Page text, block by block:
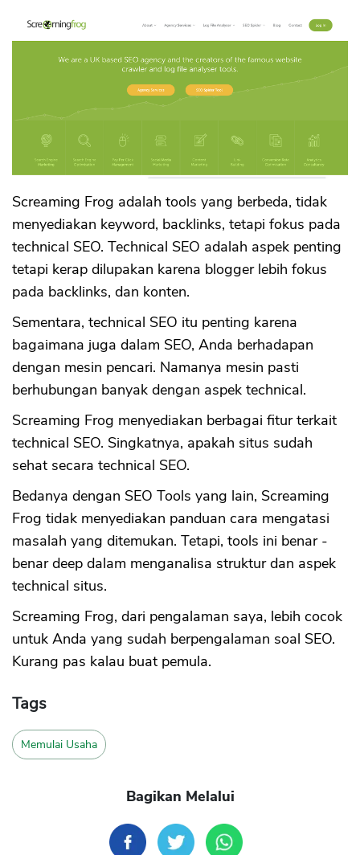
Screaming Frog adalah tools yang berbeda, tidak
menyediakan keyword, backlinks, tetapi fokus pada
technical SEO. Technical SEO adalah aspek penting
tetapi kerap dilupakan karena blogger lebih fokus
pada backlinks, dan konten.
Sementara, technical SEO itu penting karena
bagaimana juga dalam SEO, Anda berhadapan
dengan mesin pencari. Namanya mesin pasti
berhubungan banyak dengan aspek technical.
Screaming Frog menyediakan berbagai fitur terkait
technical SEO. Singkatnya, apakah situs sudah
sehat secara technical SEO.
Bedanya dengan SEO Tools yang lain, Screaming
Frog tidak menyediakan panduan cara mengatasi
masalah yang ditemukan. Tetapi, tools ini benar -
benar deep dalam menganalisa struktur dan aspek
technical situs.
Screaming Frog, dari pengalaman saya, lebih cocok
untuk Anda yang sudah berpengalaman soal SEO.
Kurang pas kalau buat pemula.
Tags
Memulai Usaha
Bagikan Melalui